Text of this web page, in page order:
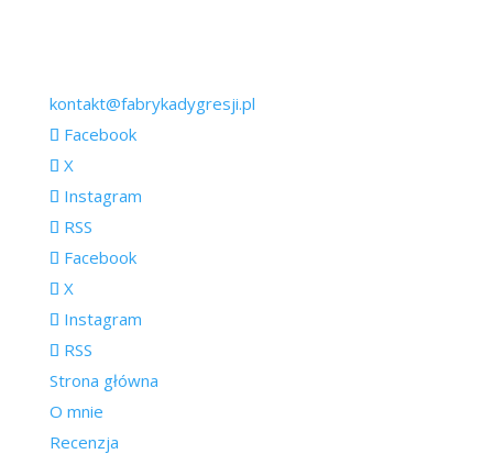
kontakt@fabrykadygresji.pl
Facebook
X
Instagram
RSS
Facebook
X
Instagram
RSS
Strona główna
O mnie
Recenzja